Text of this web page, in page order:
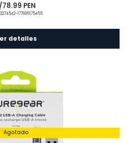
78.99 PEN
177695175455
detalles
Agotado